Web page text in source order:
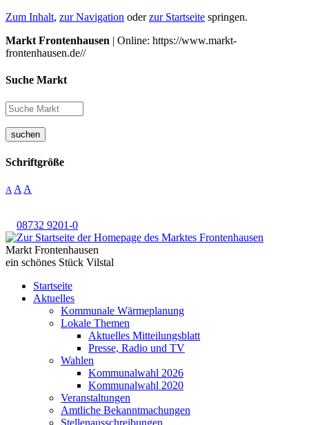
Zum Inhalt, zur Navigation oderzur Startseite springen.
Markt Frontenhausen | Online: https://www.markt-
frontenhausen.de//
Suche Markt
suchen
Schriftgröße
A A A
08732 9201-0
Markt Frontenhausen
ein schönes Stück Vilstal
Startseite
Aktuelles
Kommunale Wärmeplanung
Lokale Themen
Aktuelles Mitteilungsblatt
Presse, Radio und TV
Wahlen
Kommunalwahl 2026
Kommunalwahl 2020
Veranstaltungen
Amtliche Bekanntmachungen
Stellenausschreibungen